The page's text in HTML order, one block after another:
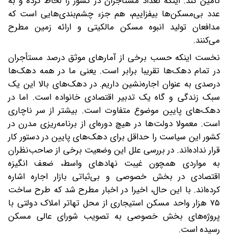
عدد بی‌مسکن‌ها بیفزاییم، هم جزء چشم‌بندی‌هایی است که
مدافعان تولید انبوه مسکن مالکیتی و ارائه زمین مطرح
می‌کنند.
نخست اینکه حسب برخی از آمارهای موثق درصد مستأجران
در تمام دهک‌ها تقریبا برابر است. یعنی ما در همه دهک‌ها
درصدی به عنوان اجاره‌نشین داریم. در دهک‌های بالا این یک
سبک زندگی و گاه یک تدبیر اقتصادی خانواده است. اما در
دهک‌های پایین موضوع متفاوت است. بیشتر از سر ناچاری
است. معمولا دولت‌ها در هیچ دوره‌ای از برنامه‌ریزی مدرن در
کشور این سیاست را حداقل برای دهک‌های پایین در دستور کار
قرار نداده‌اند. در بررسی علل این وضعیت برخی از صاحب‌نظران
به مواردی همچون غیبت نهادهای واسط، ضعف انگیزه
اقتصادی در بخش خصوصی و بی‌ثباتی بازار اجاره اشاره
کرده‌اند. با این حال، اخیرا در اخبار مطرح شد که طرح ساخت
۷۵ هزار واحد مسکن استیجاری از محل تهاتر املاک دولتی با
پروژه‌های بخش خصوصی به تصویب شورای ‌عالی مسکن
رسیده است.